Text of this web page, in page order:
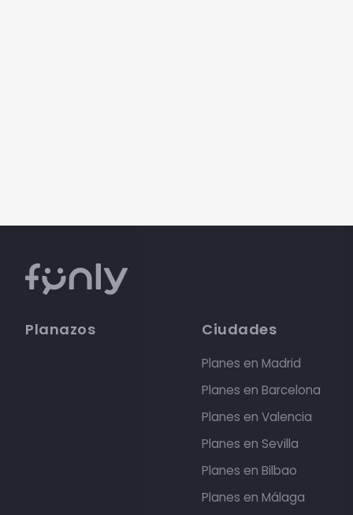
Planazos Ciudades
Planes en Madrid
Planes en Barcelona
Planes en Valencia
Planes en Sevilla
Planes en Bilbao
Planes en Málaga